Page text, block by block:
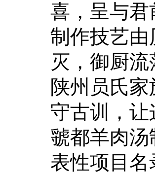
喜，呈与
制作技艺
灭，御厨
陕州员氏
守古训，让
虢都羊肉
表性项目名